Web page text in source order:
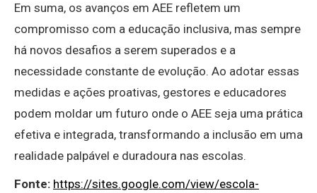
Em suma, os avanços em AEE refletem um
compromisso com a educação inclusiva, mas sempre
há novos desafios a serem superados e a
necessidade constante de evolução. Ao adotar essas
medidas e ações proativas, gestores e educadores
podem moldar um futuro onde o AEE seja uma prática
efetiva e integrada, transformando a inclusão em uma
realidade palpável e duradoura nas escolas.
Fonte: https://sites.google.com/view/escola-